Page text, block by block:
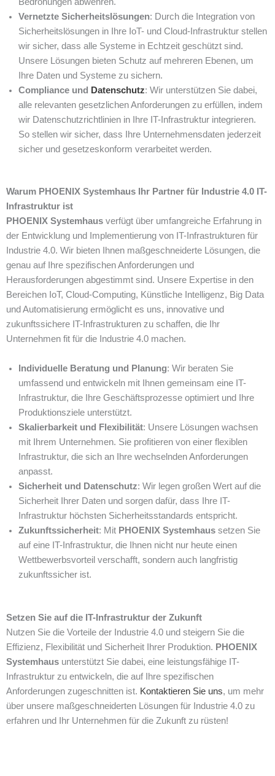
Vernetzte Sicherheitslösungen: Durch die Integration von
Sicherheitslösungen in Ihre IoT- und Cloud-Infrastruktur stellen
wir sicher, dass alle Systeme in Echtzeit geschützt sind.
Unsere Lösungen bieten Schutz auf mehreren Ebenen, um
Ihre Daten und Systeme zu sichern.
Compliance und Datenschutz: Wir unterstützen Sie dabei,
alle relevanten gesetzlichen Anforderungen zu erfüllen, indem
wir Datenschutzrichtlinien in Ihre IT-Infrastruktur integrieren.
So stellen wir sicher, dass Ihre Unternehmensdaten jederzeit
sicher und gesetzeskonform verarbeitet werden.
Warum PHOENIX Systemhaus Ihr Partner für Industrie 4.0 IT-
Infrastruktur ist
PHOENIX Systemhaus verfügt über umfangreiche Erfahrung in
der Entwicklung und Implementierung von IT-Infrastrukturen für
Industrie 4.0. Wir bieten Ihnen maßgeschneiderte Lösungen, die
genau auf Ihre spezifischen Anforderungen und
Herausforderungen abgestimmt sind. Unsere Expertise in den
Bereichen IoT, Cloud-Computing, Künstliche Intelligenz, Big Data
und Automatisierung ermöglicht es uns, innovative und
zukunftssichere IT-Infrastrukturen zu schaffen, die Ihr
Unternehmen fit für die Industrie 4.0 machen.
Individuelle Beratung und Planung: Wir beraten Sie
umfassend und entwickeln mit Ihnen gemeinsam eine IT-
Infrastruktur, die Ihre Geschäftsprozesse optimiert und Ihre
Produktionsziele unterstützt.
Skalierbarkeit und Flexibilität: Unsere Lösungen wachsen
mit Ihrem Unternehmen. Sie profitieren von einer flexiblen
Infrastruktur, die sich an Ihre wechselnden Anforderungen
anpasst.
Sicherheit und Datenschutz: Wir legen großen Wert auf die
Sicherheit Ihrer Daten und sorgen dafür, dass Ihre IT-
Infrastruktur höchsten Sicherheitsstandards entspricht.
Zukunftssicherheit: Mit PHOENIX Systemhaus setzen Sie
auf eine IT-Infrastruktur, die Ihnen nicht nur heute einen
Wettbewerbsvorteil verschafft, sondern auch langfristig
zukunftssicher ist.
Setzen Sie auf die IT-Infrastruktur der Zukunft
Nutzen Sie die Vorteile der Industrie 4.0 und steigern Sie die
Effizienz, Flexibilität und Sicherheit Ihrer Produktion. PHOENIX
Systemhaus unterstützt Sie dabei, eine leistungsfähige IT-
Infrastruktur zu entwickeln, die auf Ihre spezifischen
Anforderungen zugeschnitten ist. Kontaktieren Sie uns, um mehr
über unsere maßgeschneiderten Lösungen für Industrie 4.0 zu
erfahren und Ihr Unternehmen für die Zukunft zu rüsten!